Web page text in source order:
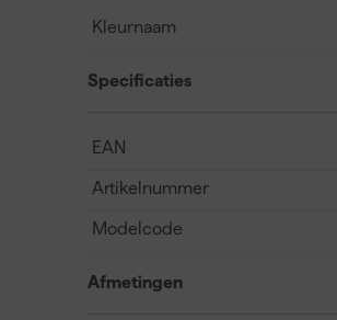
Kleurnaam
Specificaties
EAN
Artikelnummer
Modelcode
Afmetingen